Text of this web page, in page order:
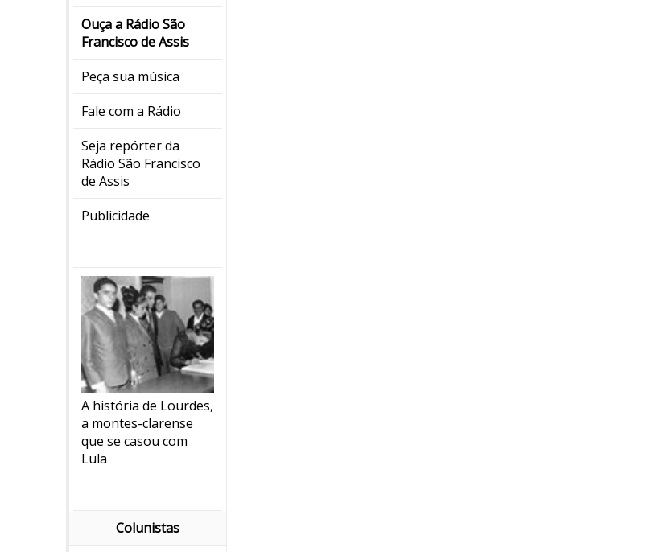
Ouça a Rádio São
Francisco de Assis
Peça sua música
Fale com a Rádio
Seja repórter da
Rádio São Francisco
de Assis
Publicidade
A história de Lourdes,
a montes-clarense
que se casou com
Lula
Colunistas